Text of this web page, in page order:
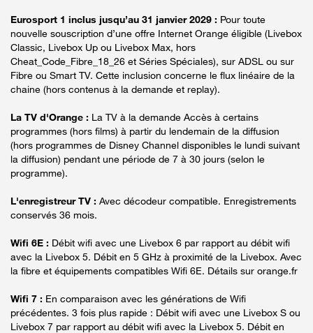
Eurosport 1 inclus jusqu’au 31 janvier 2029 : Pour toute
nouvelle souscription d’une offre Internet Orange éligible (Livebox
Classic, Livebox Up ou Livebox Max, hors
Cheat_Code_Fibre_18_26 et Séries Spéciales), sur ADSL ou sur
Fibre ou Smart TV. Cette inclusion concerne le flux linéaire de la
chaine (hors contenus à la demande et replay).
La TV d'Orange : La TV à la demande Accès à certains
programmes (hors films) à partir du lendemain de la diffusion
(hors programmes de Disney Channel disponibles le lundi suivant
la diffusion) pendant une période de 7 à 30 jours (selon le
programme).
L'enregistreur TV : Avec décodeur compatible. Enregistrements
conservés 36 mois.
Wifi 6E : Débit wifi avec une Livebox 6 par rapport au débit wifi
avec la Livebox 5. Débit en 5 GHz à proximité de la Livebox. Avec
la fibre et équipements compatibles Wifi 6E. Détails sur orange.fr
Wifi 7 : En comparaison avec les générations de Wifi
précédentes. 3 fois plus rapide : Débit wifi avec une Livebox S ou
Livebox 7 par rapport au débit wifi avec la Livebox 5. Débit en